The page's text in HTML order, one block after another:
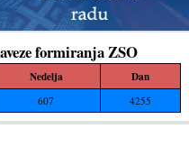
formiranja ZSO
Nedelja Dan
607 4255